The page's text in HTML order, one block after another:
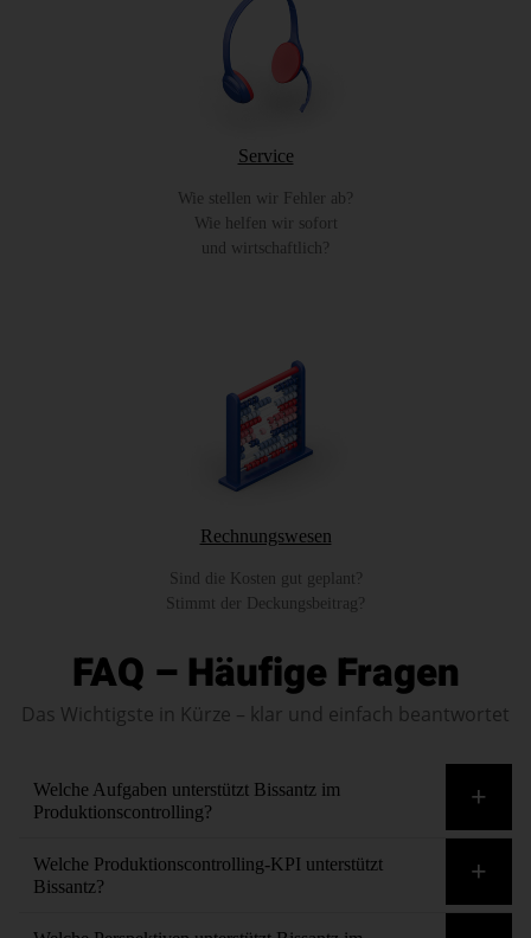
Service
Wie stellen wir Fehler ab?
Wie helfen wir sofort
und wirtschaftlich?
Rechnungswesen
Sind die Kosten gut geplant?
Stimmt der Deckungsbeitrag?
FAQ – Häufige Fragen
Das Wichtigste in Kürze – klar und einfach beantwortet
Welche Aufgaben unterstützt Bissantz im
Produktionscontrolling?
Alle. Zum Beispiel Anreizsysteme, Auftragsbeschaffung,
Ersatzinvestitionen, Fertigungsvorschriften,
Welche Produktionscontrolling-KPI unterstützt
Bissantz?
Alle. Zum Beispiel Ausbringungsmenge, Ausbringungswert,